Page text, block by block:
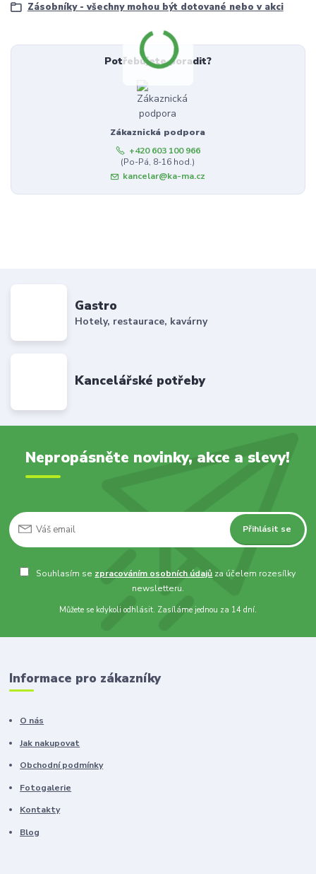
Zásobníky - všechny mohou být dotované nebo v akci
Potřebujete poradit?
Zákaznická podpora
+420 603 100 966
(Po-Pá, 8-16 hod.)
kancelar@ka-ma.cz
Gastro
Hotely, restaurace, kavárny
Kancelářské potřeby
Nepropásněte novinky, akce a slevy!
Přihlásit se
Souhlasím se zpracováním osobních údajů za účelem rozesílky
newsletteru.
Můžete se kdykoli odhlásit. Zasíláme jednou za 14 dní.
Informace pro zákazníky
O nás
Jak nakupovat
Obchodní podmínky
Fotogalerie
Kontakty
Blog